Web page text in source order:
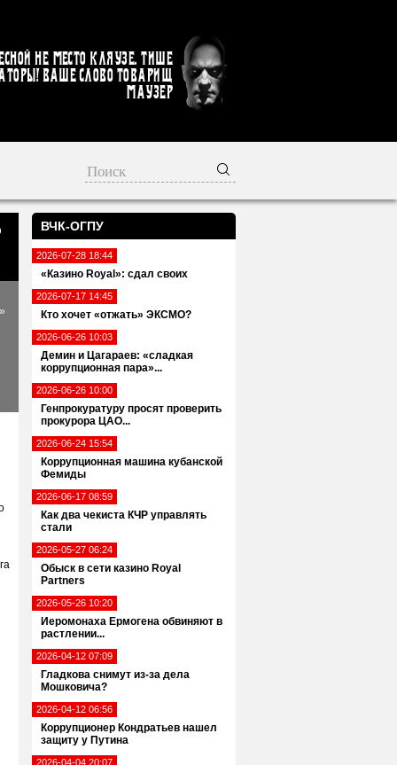
не место кляузе. Тише
Ваше слово товарищ
Маузер
ВЧК-ОГПУ
2026-07-28 18:44
«Казино Royal»: сдал своих
2026-07-17 14:45
Кто хочет «отжать» ЭКСМО?
2026-06-26 10:03
Демин и Цагараев: «сладкая
коррупционная пара»...
2026-06-26 10:00
Генпрокуратуру просят проверить
прокурора ЦАО...
2026-06-24 15:54
Коррупционная машина кубанской
Фемиды
2026-06-17 08:59
Как два чекиста КЧР управлять
стали
2026-05-27 06:24
Обыск в сети казино Royal
Partners
2026-05-26 10:20
Иеромонаха Ермогена обвиняют в
растлении...
2026-04-12 07:09
Гладкова снимут из-за дела
Мошковича?
2026-04-12 06:56
Коррупционер Кондратьев нашел
защиту у Путина
2026-04-04 20:07